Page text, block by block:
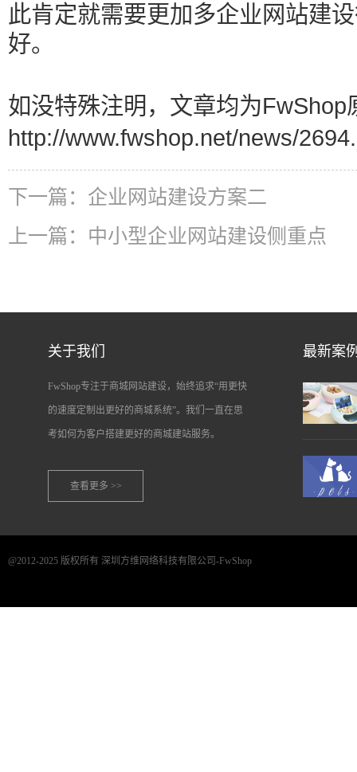
此肯定就需要更加多企业网站建
好。
如没特殊注明，文章均为FwShop
http://www.fwshop.net/news/
下一篇： 企业网站建设方案二
上一篇： 中小型企业网站建设侧重点
关于我们
FwShop专注于商城网站建设，始终追求“用更快
的速度定制出更好的商城系统”。我们一直在思
考如何为客户搭建更好的商城建站服务。
查看更多 >>
最新案
@2012-2025 版权所有 深圳方维网络科技有限公司-FwShop